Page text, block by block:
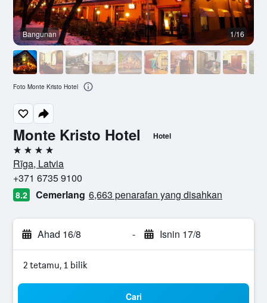
Monte Kristo Hotel Hotel
4 bintang
Rīga, Latvia
+371 6735 9100
8.2 Cemerlang 6,663 penarafan yang disahkan
Ahad 16/8 - Isnin 17/8
2 tetamu, 1 bilik
Cari
Bangunan 1/16
Foto Monte Kristo Hotel